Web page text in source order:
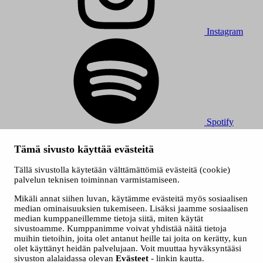
Tämä sivusto käyttää evästeitä
Tällä sivustolla käytetään välttämättömiä evästeitä (cookie)
palvelun teknisen toiminnan varmistamiseen.
Mikäli annat siihen luvan, käytämme evästeitä myös sosiaalisen
median ominaisuuksien tukemiseen. Lisäksi jaamme sosiaalisen
median kumppaneillemme tietoja siitä, miten käytät
sivustoamme. Kumppanimme voivat yhdistää näitä tietoja
muihin tietoihin, joita olet antanut heille tai joita on kerätty, kun
olet käyttänyt heidän palvelujaan. Voit muuttaa hyväksyntääsi
sivuston alalaidassa olevan Evästeet - linkin kautta.
Instagram
Spotify
Kaikki oikeudet muutoksiin pidätetään.
Saavutettavuusseloste
Tietosuojaselosteet